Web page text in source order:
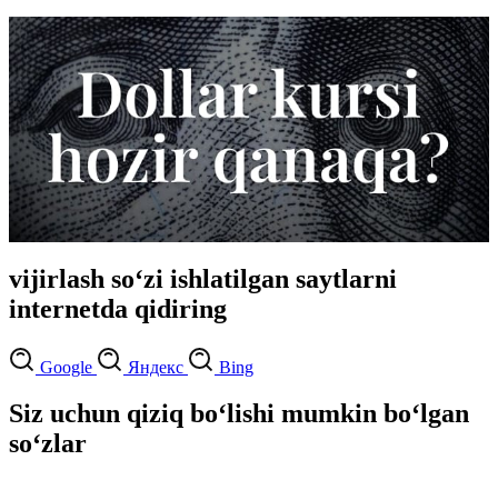
vijirlash so‘zi ishlatilgan saytlarni
internetda qidiring
Google Яндекс Bing
Siz uchun qiziq bo‘lishi mumkin bo‘lgan
so‘zlar